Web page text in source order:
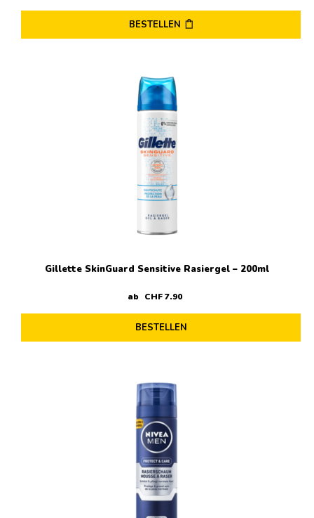
BESTELLEN
Gillette SkinGuard Sensitive Rasiergel – 200ml
ab CHF7.90
BESTELLEN